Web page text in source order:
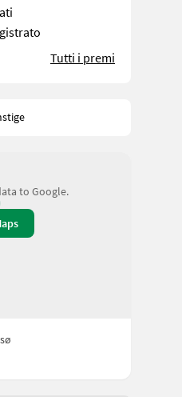
Tutti i premi
to Google.